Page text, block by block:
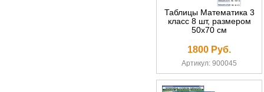
Таблицы Математика 3
класс 8 шт, размером
50х70 см
1800 Руб.
Артикул: 900045